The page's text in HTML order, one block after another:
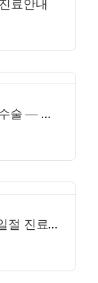
료안내
클라레온 팬옵틱스 프로 백내장 수술 — 우선 공급 의원 강남브랜드안과
[강남브랜드안과] 2026년 3월 삼일절 진료안내